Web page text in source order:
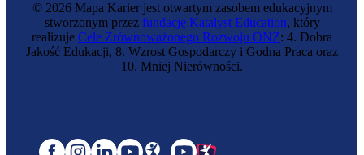
© 2026 Mapa Karier jest otwartym zasobem edukacyjnym
stworzonym przez fundację Katalyst Education, który
realizuje Cele Zrównoważonego Rozwoju ONZ: 4. Dobra
Jakość Edukacji, 8. Wzrost Gospodarczy i Godna Praca oraz
10. Mniej Nierówności.